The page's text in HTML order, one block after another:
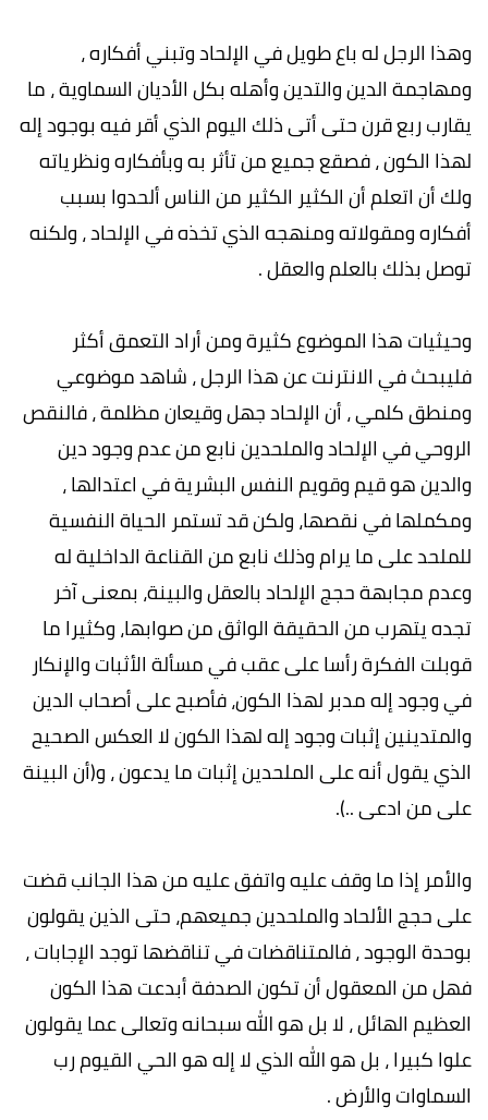
وهذا الرجل له باع طويل في الإلحاد وتبني أفكاره ،
ومهاجمة الدين والتدين وأهله بكل الأديان السماوية ، ما
يقارب ربع قرن حتى أتى ذلك اليوم الذي أقر فيه بوجود إله
لهذا الكون ، فصقع جميع من تأثر به وبأفكاره ونظرياته
ولك أن اتعلم أن الكثير الكثير من الناس ألحدوا بسبب
أفكاره ومقولاته ومنهجه الذي تخذه في الإلحاد ، ولكنه
توصل بذلك بالعلم والعقل .
وحيثيات هذا الموضوع كثيرة ومن أراد التعمق أكثر
فليبحث في الانترنت عن هذا الرجل ، شاهد موضوعي
ومنطق كلمي ، أن الإلحاد جهل وقيعان مظلمة ، فالنقص
الروحي في الإلحاد والملحدين نابع من عدم وجود دين
والدين هو قيم وقويم النفس البشرية في اعتدالها ،
ومكملها في نقصها، ولكن قد تستمر الحياة النفسية
للملحد على ما يرام وذلك نابع من القناعة الداخلية له
وعدم مجابهة حجج اﻹلحاد بالعقل والبينة، بمعنى آخر
تجده يتهرب من الحقيقة الواثق من صوابها، وكثيرا ما
قوبلت الفكرة رأسا على عقب في مسألة الأثبات والإنكار
في وجود إله مدبر لهذا الكون، فأصبح على أصحاب الدين
والمتدينين إثبات وجود إله لهذا الكون لا العكس الصحيح
الذي يقول أنه على الملحدين إثبات ما يدعون ، و(أن البينة
على من ادعى ..).
والأمر إذا ما وقف عليه واتفق عليه من هذا الجانب قضت
على حجج الألحاد والملحدين جميعهم، حتى الذين يقولون
بوحدة الوجود ، فالمتناقضات في تناقضها توجد الإجابات ،
فهل من المعقول أن تكون الصدفة أبدعت هذا الكون
العظيم الهائل ، لا بل هو الله سبحانه وتعالى عما يقولون
علوا كبيرا ، بل هو الله الذي لا إله هو الحي القيوم رب
السماوات والأرض .